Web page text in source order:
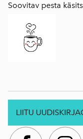
Soovitav pesta
LIITU